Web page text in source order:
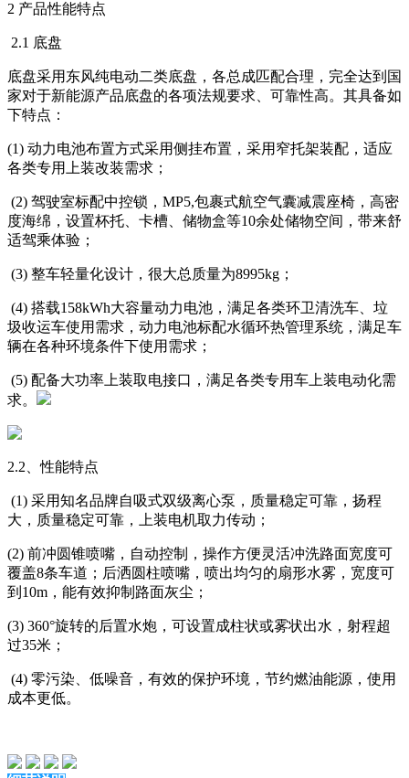
2 产品性能特点
2.1 底盘
底盘采用东风纯电动二类底盘，各总成匹配合理，完全达到国
家对于新能源产品底盘的各项法规要求、可靠性高。其具备如
下特点：
(1) 动力电池布置方式采用侧挂布置，采用窄托架装配，适应
各类专用上装改装需求；
(2) 驾驶室标配中控锁，MP5,包裹式航空气囊减震座椅，高密
度海绵，设置杯托、卡槽、储物盒等10余处储物空间，带来舒
适驾乘体验；
(3) 整车轻量化设计，很大总质量为8995kg；
(4) 搭载158kWh大容量动力电池，满足各类环卫清洗车、垃
圾收运车使用需求，动力电池标配水循环热管理系统，满足车
辆在各种环境条件下使用需求；
(5) 配备大功率上装取电接口，满足各类专用车上装电动化需
求。
2.2、性能特点
(1) 采用知名品牌自吸式双级离心泵，质量稳定可靠，扬程
大，质量稳定可靠，上装电机取力传动；
(2) 前冲圆锥喷嘴，自动控制，操作方便灵活冲洗路面宽度可
覆盖8条车道；后洒圆柱喷嘴，喷出均匀的扇形水雾，宽度可
到10m，能有效抑制路面灰尘；
(3) 360°旋转的后置水炮，可设置成柱状或雾状出水，射程超
过35米；
(4) 零污染、低噪音，有效的保护环境，节约燃油能源，使用
成本更低。